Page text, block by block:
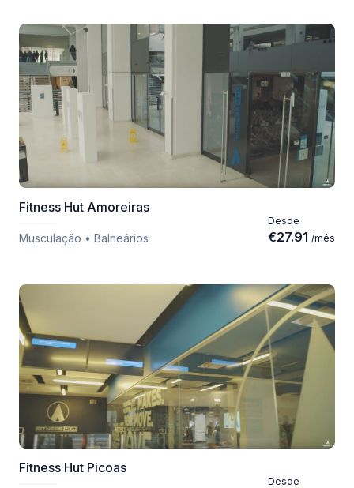
Fitness Hut Amoreiras
Musculação • Balneários
Desde
€27.91 /mês
Fitness Hut Picoas
Desde